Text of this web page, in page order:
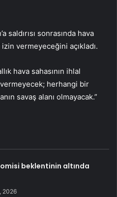
saldırısı sonrasında hava
vermeyeceğini açıkladı.
hava sahasının ihlal
herhangi bir
savaş alanı olmayacak.”
beklentinin altında
2026